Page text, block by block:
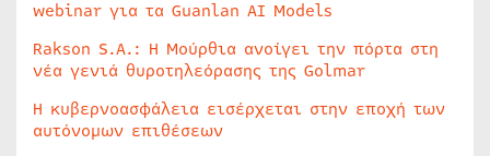
webinar για τα Guanlan AI Models
Rakson S.A.: Η Μούρθια ανοίγει την πόρτα στη
νέα γενιά θυροτηλεόρασης της Golmar
Η κυβερνοασφάλεια εισέρχεται στην εποχή των
αυτόνομων επιθέσεων